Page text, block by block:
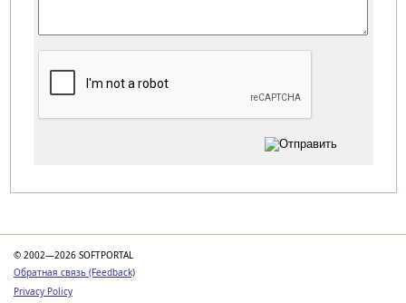
© 2002—2026 SOFTPORTAL
Обратная связь (Feedback)
Privacy Policy